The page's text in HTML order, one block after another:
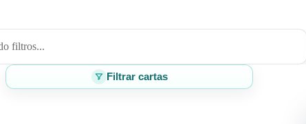
filtros...
Filtrar cartas